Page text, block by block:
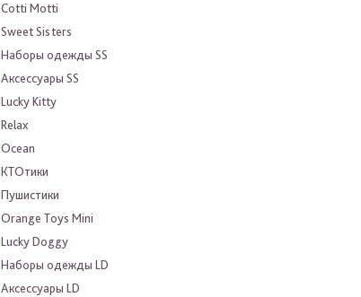
Cotti Motti
Sweet Sisters
Наборы одежды SS
Аксессуары SS
Lucky Kitty
Relax
Ocean
КТОтики
Пушистики
Orange Toys Mini
Lucky Doggy
Наборы одежды LD
Аксессуары LD